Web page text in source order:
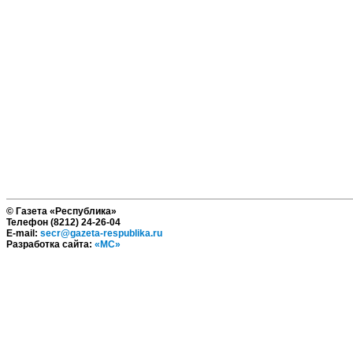
© Газета «Республика»
Телефон (8212) 24-26-04
E-mail: secr@gazeta-respublika.ru
Разработка сайта: «МС»